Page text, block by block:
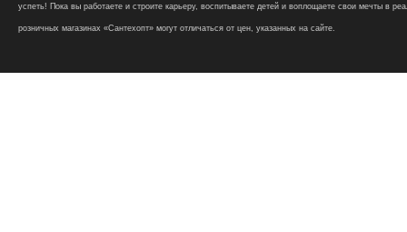
успеть! Пока вы работаете и строите карьеру, воспитываете детей и воплощаете свои мечты в
розничных магазинах «Сантехопт» могут отличаться от цен, указанных на сайте.